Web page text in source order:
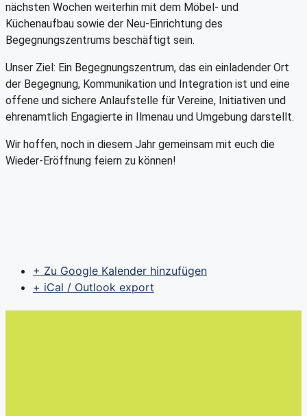
nächsten Wochen weiterhin mit dem Möbel- und
Küchenaufbau sowie der Neu-Einrichtung des
Begegnungszentrums beschäftigt sein.
Unser Ziel: Ein Begegnungszentrum, das ein einladender Ort
der Begegnung, Kommunikation und Integration ist und eine
offene und sichere Anlaufstelle für Vereine, Initiativen und
ehrenamtlich Engagierte in Ilmenau und Umgebung darstellt.
Wir hoffen, noch in diesem Jahr gemeinsam mit euch die
Wieder-Eröffnung feiern zu können!
+ Zu Google Kalender hinzufügen
+ iCal / Outlook export